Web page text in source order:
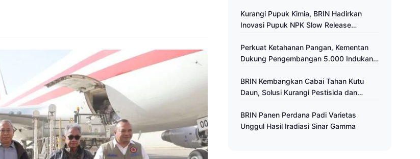
Kurangi Pupuk Kimia, BRIN Hadirkan
Inovasi Pupuk NPK Slow Release
Perkuat Ketahanan Pangan, Kementan
Dukung Pengembangan 5.000 Indukan
BRIN Kembangkan Cabai Tahan Kutu
Daun, Solusi Kurangi Pestisida dan
BRIN Panen Perdana Padi Varietas
Unggul Hasil Iradiasi Sinar Gamma